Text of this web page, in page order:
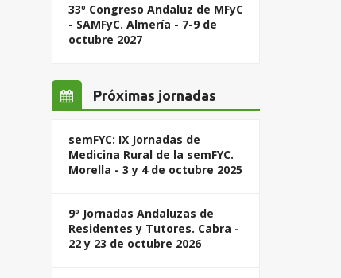
33º Congreso Andaluz de MFyC
- SAMFyC. Almería - 7-9 de
octubre 2027
Próximas jornadas
semFYC: IX Jornadas de
Medicina Rural de la semFYC.
Morella - 3 y 4 de octubre 2025
9º Jornadas Andaluzas de
Residentes y Tutores. Cabra -
22 y 23 de octubre 2026